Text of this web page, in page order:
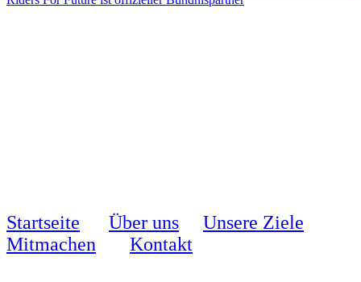
Startseite Über uns
Unsere Ziele
Mitmachen
Kontakt